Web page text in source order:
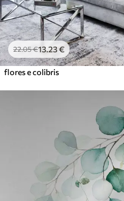
22.05€13.23€
flores e colibris